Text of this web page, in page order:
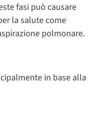
fasi può causare
la salute come
polmonare.
in base alla